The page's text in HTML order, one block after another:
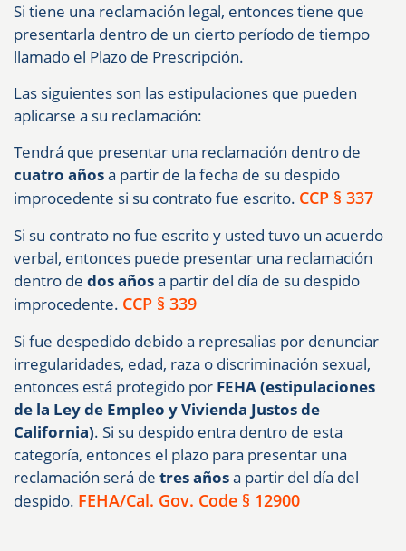
Si tiene una reclamación legal, entonces tiene que
presentarla dentro de un cierto período de tiempo
llamado el Plazo de Prescripción.
Las siguientes son las estipulaciones que pueden
aplicarse a su reclamación:
Tendrá que presentar una reclamación dentro de
cuatro añosa partir de la fecha de su despido
improcedente si su contrato fue escrito. CCP § 337
Si su contrato no fue escrito y usted tuvo un acuerdo
verbal, entonces puede presentar una reclamación
dentro de dos añosa partir del día de su despido
improcedente. CCP § 339
Si fue despedido debido a represalias por denunciar
irregularidades, edad, raza o discriminación sexual,
entonces está protegido por FEHA (estipulaciones
de la Ley de Empleo y Vivienda Justos de
California). Si su despido entra dentro de esta
categoría, entonces el plazo para presentar una
reclamación será de tres añosa partir del día del
despido. FEHA/Cal. Gov. Code § 12900